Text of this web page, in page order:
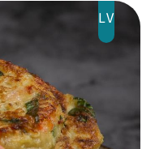
LV